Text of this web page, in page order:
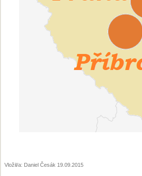
Vložil/a: Daniel Česák 19.09.2015